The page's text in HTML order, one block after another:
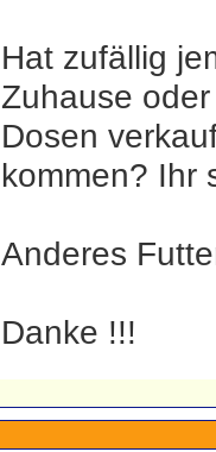
Hat zufällig
Zuhause
Dosen
kommen? Ihr
Anderes
Danke !!!